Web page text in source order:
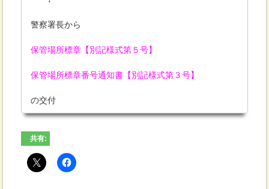
警察署長から
保管場所標章【別記様式第５号】
保管場所標章番号通知書【別記様式第３号】
の交付
共有: